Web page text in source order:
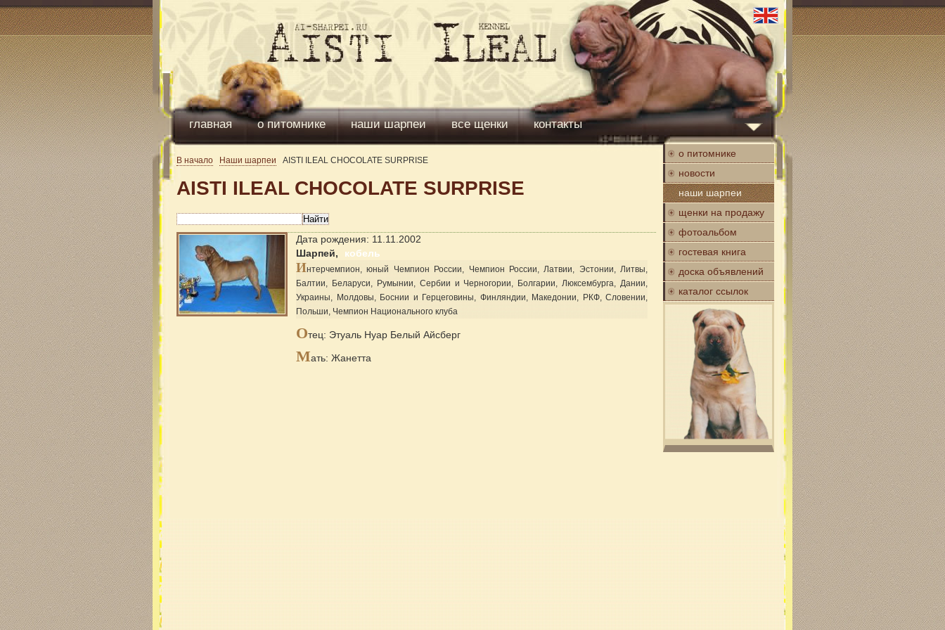
главная о питомнике наши шарпеи все щенки контакты
о питомнике
новости
наши шарпеи
щенки на продажу
фотоальбом
гостевая книга
доска объявлений
каталог ссылок
В начало Наши шарпеи AISTI ILEAL CHOCOLATE SURPRISE
AISTI ILEAL CHOCOLATE SURPRISE
Дата рождения: 11.11.2002
Шарпей,
кобель
Интерчемпион, юный Чемпион России, Чемпион России, Латвии, Эстонии, Литвы,
Балтии, Беларуси, Румынии, Сербии и Черногории, Болгарии, Люксембурга, Дании,
Украины, Молдовы, Боснии и Герцеговины, Финляндии, Македонии, РКФ, Словении,
Польши, Чемпион Национального клуба
Отец: Этуаль Нуар Белый Айсберг
Мать: Жанетта